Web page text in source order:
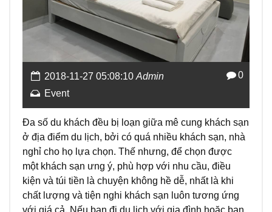
2018-11-27 05:08:10Admin
Event
0
Đa số du khách đều bị loạn giữa mê cung khách sạn
ở địa điểm du lịch, bởi có quá nhiều khách sạn, nhà
nghỉ cho họ lựa chọn. Thế nhưng, để chọn được
một khách sạn ưng ý, phù hợp với nhu cầu, điều
kiện và túi tiền là chuyện không hề dễ, nhất là khi
chất lượng và tiện nghi khách sạn luôn tương ứng
với giá cả. Nếu bạn đi du lịch với gia đình hoặc bạn